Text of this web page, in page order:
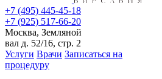
+7 (495) 445-45-18
+7 (925) 517-66-20
Москва, Земляной
вал д. 52/16, стр. 2
Услуги Врачи Записаться на
процедуру